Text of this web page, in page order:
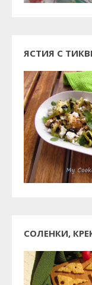
ЯСТИЯ С
СОЛЕНКИ,